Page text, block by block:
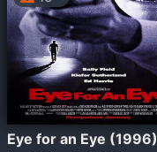
Eye for an Eye (1996)